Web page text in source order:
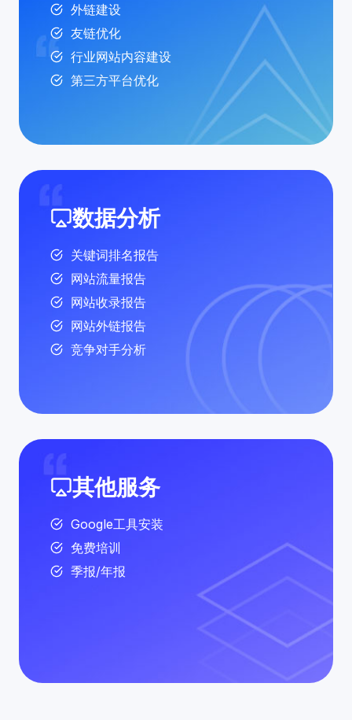
外链建设
友链优化
行业网站内容建设
第三方平台优化
数据分析
关键词排名报告
网站流量报告
网站收录报告
网站外链报告
竞争对手分析
其他服务
Google工具安装
免费培训
季报/年报